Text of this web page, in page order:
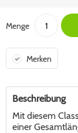
Menge
Merken
Beschreibung
Mit diesem
einer